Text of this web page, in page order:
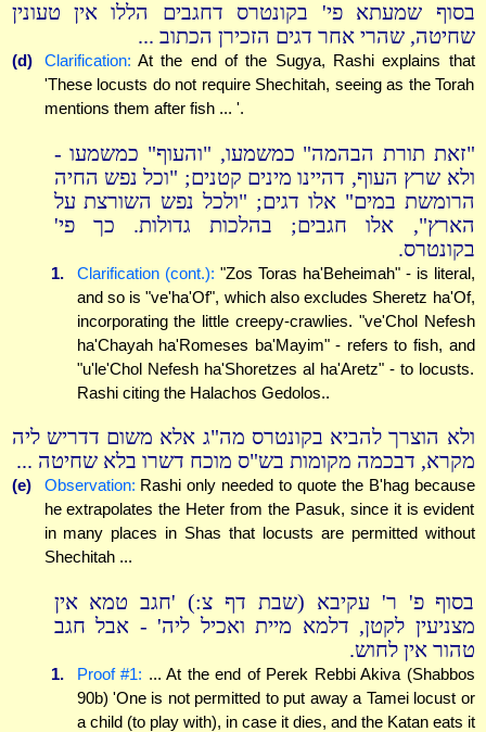
בסוף שמעתא פי' בקונטרס דחגבים הללו אין טעונין
שחיטה, שהרי אחר דגים הזכירן הכתוב ...
(d) Clarification: At the end of the Sugya, Rashi explains that
'These locusts do not require Shechitah, seeing as the Torah
mentions them after fish ... '.
"זאת תורת הבהמה" כמשמעו, "והעוף" כמשמעו -
ולא שרץ העוף, דהיינו מינים קטנים; "וכל נפש החיה
הרומשת במים" אלו דגים; "ולכל נפש השורצת על
הארץ", אלו חגבים; בהלכות גדולות. כך פי'
בקונטרס.
1. Clarification (cont.): "Zos Toras ha'Beheimah" - is literal,
and so is "ve'ha'Of", which also excludes Sheretz ha'Of,
incorporating the little creepy-crawlies. "ve'Chol Nefesh
ha'Chayah ha'Romeses ba'Mayim" - refers to fish, and
"u'le'Chol Nefesh ha'Shoretzes al ha'Aretz" - to locusts.
Rashi citing the Halachos Gedolos..
ולא הוצרך להביא בקונטרס מה"ג אלא משום דדריש ליה
מקרא, דבכמה מקומות בש"ס מוכח דשרו בלא שחיטה ...
(e) Observation: Rashi only needed to quote the B'hag because
he extrapolates the Heter from the Pasuk, since it is evident
in many places in Shas that locusts are permitted without
Shechitah ...
בסוף פ' ר' עקיבא (שבת דף צ:) 'חגב טמא אין
מצניעין לקטן, דלמא מיית ואכיל ליה' - אבל חגב
טהור אין לחוש.
1. Proof #1: ... At the end of Perek Rebbi Akiva (Shabbos
90b) 'One is not permitted to put away a Tamei locust or
a child (to play with), in case it dies, and the Katan eats it